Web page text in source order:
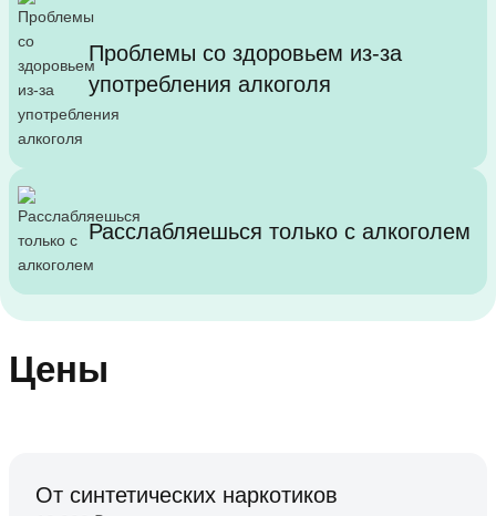
Проблемы со здоровьем из-за
употребления алкоголя
Расслабляешься только с алкоголем
Цены
От синтетических наркотиков